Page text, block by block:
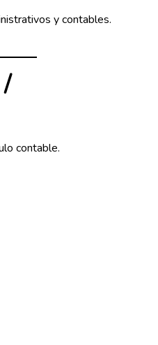
y contables.
contable.